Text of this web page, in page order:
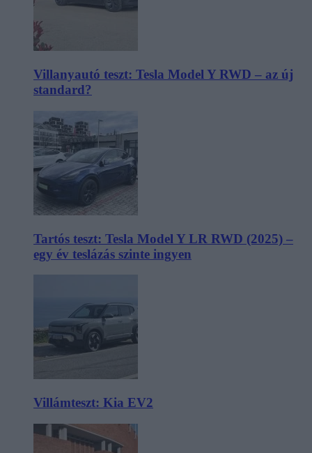
Villanyautó teszt: Tesla Model Y RWD – az új
standard?
Tartós teszt: Tesla Model Y LR RWD (2025) –
egy év teslázás szinte ingyen
Villámteszt: Kia EV2